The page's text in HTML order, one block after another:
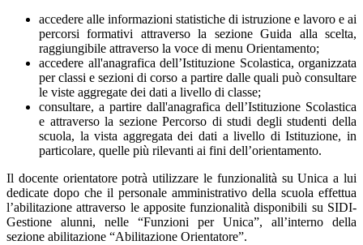
accedere alle informazioni statistiche di istruzione e lavoro e ai
percorsi formativi attraverso la sezione Guida alla scelta,
raggiungibile attraverso la voce di menu Orientamento;
accedere all'anagrafica dell’Istituzione Scolastica, organizzata
per classi e sezioni di corso a partire dalle quali può consultare
le viste aggregate dei dati a livello di classe;
consultare, a partire dall'anagrafica dell’Istituzione Scolastica
e attraverso la sezione Percorso di studi degli studenti della
scuola, la vista aggregata dei dati a livello di Istituzione, in
particolare, quelle più rilevanti ai fini dell’orientamento.
Il docente orientatore potrà utilizzare le funzionalità su Unica a lui
dedicate dopo che il personale amministrativo della scuola effettua
l’abilitazione attraverso le apposite funzionalità disponibili su SIDI-
Gestione alunni, nelle “Funzioni per Unica”, all’interno della
sezione abilitazione “Abilitazione Orientatore”.